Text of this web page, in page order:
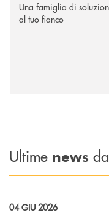
Una famiglia di
al tuo fianco
Ultime news
04 GIU 2026